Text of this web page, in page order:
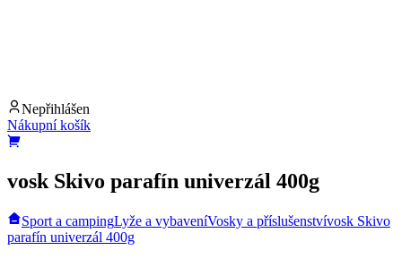
Nepřihlášen
Nákupní košík
vosk Skivo parafín univerzál 400g
Sport a campingLyže a vybaveníVosky a příslušenstvívosk Skivo
parafín univerzál 400g